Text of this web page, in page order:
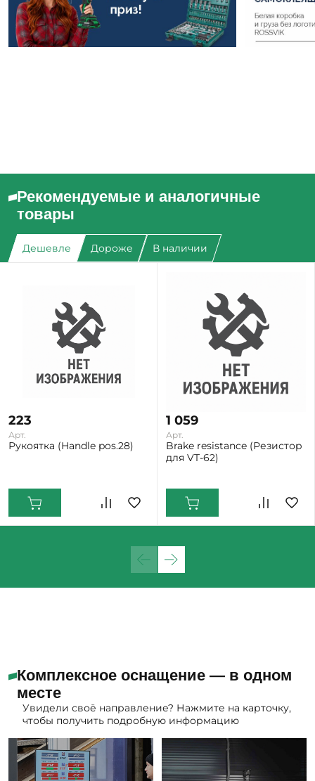
Рекомендуемые и аналогичные
товары
Дешевле Дороже В наличии
223
Арт.
Рукоятка (Handle pos.28)
1 059
Арт.
Brake resistance (Резистор
для VT-62)
Комплексное оснащение — в одном
месте
Увидели своё направление? Нажмите на карточку,
чтобы получить подробную информацию